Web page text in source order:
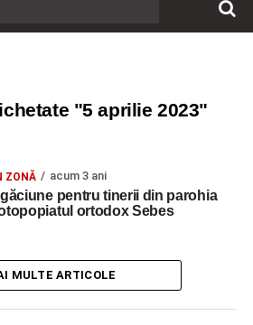
"5 aprilie 2023"
ZONĂ acum 3 ani
pentru tinerii din parohia
ortodox Sebes
MULTE ARTICOLE